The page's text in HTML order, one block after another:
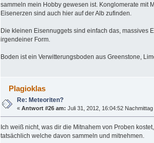
sammeln mein Hobby gewesen ist. Konglomerate mit
Eisenerzen sind auch hier auf der Alb zufinden.
Die kleinen Eisennuggets sind einfach das, massives
irgendeiner Form.
Boden ist ein Verwitterungsboden aus Greenstone,
Plagioklas
Re: Meteoriten?
«Antwort #26 am: Juli 31, 2012, 16:04:52 Nachmittag
Ich weiß nicht, was dir die Mitnahem von Proben
tatsächlich welche davon sammeln und mitnehmen.